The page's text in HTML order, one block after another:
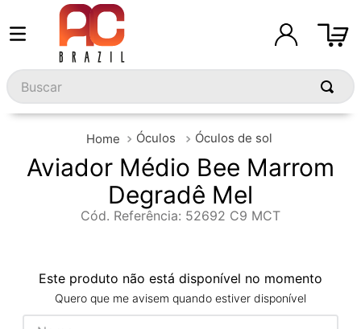
Buscar
Óculos Óculos de sol
Aviador Médio Bee Marrom
Degradê Mel
Cód. Referência: 52692 C9 MCT
Este produto não está disponível no momento
Quero que me avisem quando estiver disponível